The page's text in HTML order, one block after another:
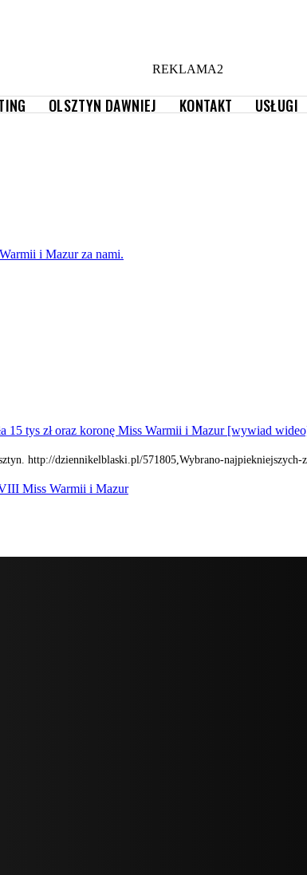
REKLAMA2
OLSZTYN DAWNIEJ KONTAKT USŁUGI
i Mazur za nami.
15 tys zł oraz koronę Miss Warmii i Mazur [wywiad
http://dziennikelblaski.pl/571805,Wybrano-
Miss Warmii i Mazur